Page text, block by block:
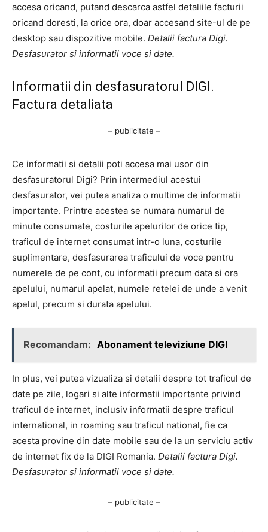
accesa oricand, putand descarca astfel detaliile facturii
oricand doresti, la orice ora, doar accesand site-ul de pe
desktop sau dispozitive mobile. Detalii factura Digi.
Desfasurator si informatii voce si date.
Informatii din desfasuratorul DIGI.
Factura detaliata
– publicitate –
Ce informatii si detalii poti accesa mai usor din
desfasuratorul Digi? Prin intermediul acestui
desfasurator, vei putea analiza o multime de informatii
importante. Printre acestea se numara numarul de
minute consumate, costurile apelurilor de orice tip,
traficul de internet consumat intr-o luna, costurile
suplimentare, desfasurarea traficului de voce pentru
numerele de pe cont, cu informatii precum data si ora
apelului, numarul apelat, numele retelei de unde a venit
apelul, precum si durata apelului.
Recomandam: Abonament televiziune DIGI
In plus, vei putea vizualiza si detalii despre tot traficul de
date pe zile, logari si alte informatii importante privind
traficul de internet, inclusiv informatii despre traficul
international, in roaming sau traficul national, fie ca
acesta provine din date mobile sau de la un serviciu activ
de internet fix de la DIGI Romania. Detalii factura Digi.
Desfasurator si informatii voce si date.
– publicitate –